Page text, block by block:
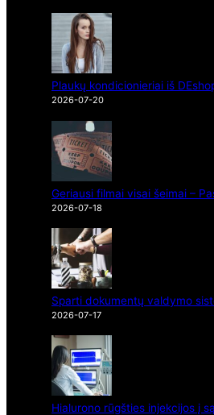
Plaukų kondicionieriai iš
2026-07-20
Geriausi filmai visai šeimai –
2026-07-18
Sparti dokumentų valdymo
2026-07-17
Hialurono rūgšties injekcijos į